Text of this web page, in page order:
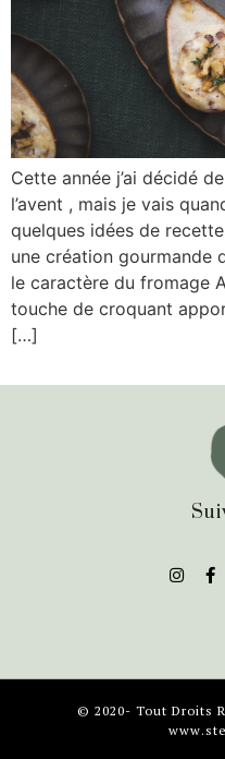
Cette année j’ai décidé
l’avent , mais je vais
quelques idées de
une création gourmande
le caractère du fromage
touche de croquant
[…]
© 2020- Tout Droits